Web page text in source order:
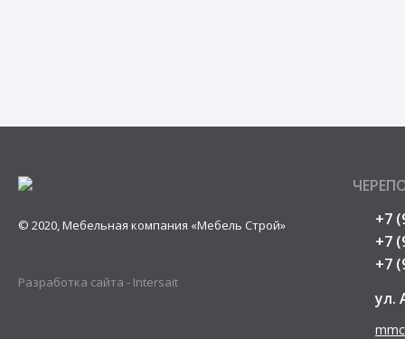
© 2020, Мебельная компания «Мебель Строй»
Разработка сайта - Intersait
+7
+7
+7
ул.